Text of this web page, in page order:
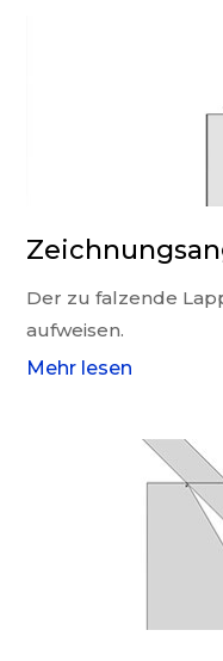
Der zu falzende
aufweisen.
Mehr lesen